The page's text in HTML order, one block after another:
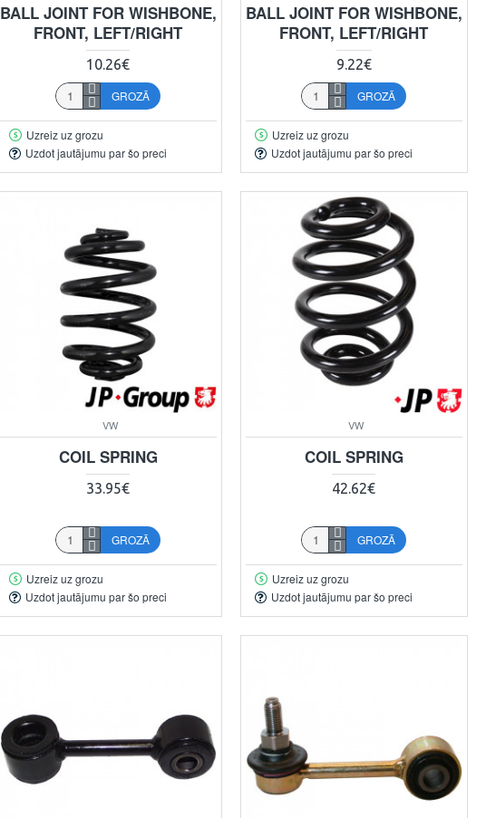
BALL JOINT FOR WISHBONE,
FRONT, LEFT/RIGHT
10.26€
GROZĀ
Uzreiz uz grozu
Uzdot jautājumu par šo preci
BALL JOINT FOR WISHBONE,
FRONT, LEFT/RIGHT
9.22€
GROZĀ
Uzreiz uz grozu
Uzdot jautājumu par šo preci
VW
COIL SPRING
33.95€
GROZĀ
Uzreiz uz grozu
Uzdot jautājumu par šo preci
VW
COIL SPRING
42.62€
GROZĀ
Uzreiz uz grozu
Uzdot jautājumu par šo preci